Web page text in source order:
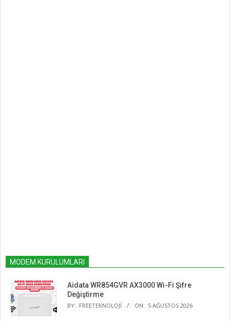
MODEM KURULUMLARI
Aidata WR854GVR AX3000 Wi-Fi Şifre
Değiştirme
BY: FREETEKNOLOJI ON: 5 AĞUSTOS 2026